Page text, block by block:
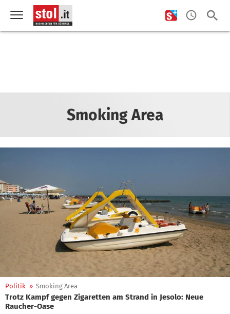
Smoking Area
Politik » Smoking Area
Trotz Kampf gegen Zigaretten am Strand in Jesolo: Neue
Raucher-Oase